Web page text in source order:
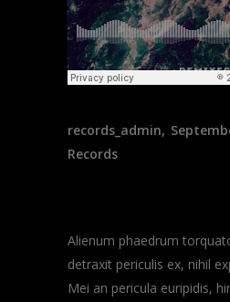
records_admin
Records
Alienum phaedrum
detraxit periculis ex, nihil
Mei an pericula euripidis,